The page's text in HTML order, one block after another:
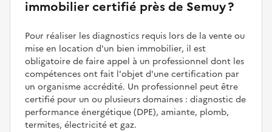
immobilier certifié près de Semuy ?
Pour réaliser les diagnostics requis lors de la vente ou
mise en location d'un bien immobilier, il est
obligatoire de faire appel à un professionnel dont les
compétences ont fait l'objet d'une certification par
un organisme accrédité. Un professionnel peut être
certifié pour un ou plusieurs domaines : diagnostic de
performance énergétique (DPE), amiante, plomb,
termites, électricité et gaz.